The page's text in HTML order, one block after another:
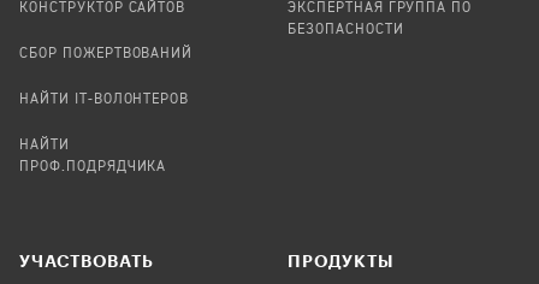
КОНСТРУКТОР САЙТОВ
СБОР ПОЖЕРТВОВАНИЙ
НАЙТИ IT-ВОЛОНТЕРОВ
НАЙТИ
ПРОФ.ПОДРЯДЧИКА
ЭКСПЕРТНАЯ ГРУППА ПО
БЕЗОПАСНОСТИ
УЧАСТВОВАТЬ ПРОДУКТЫ